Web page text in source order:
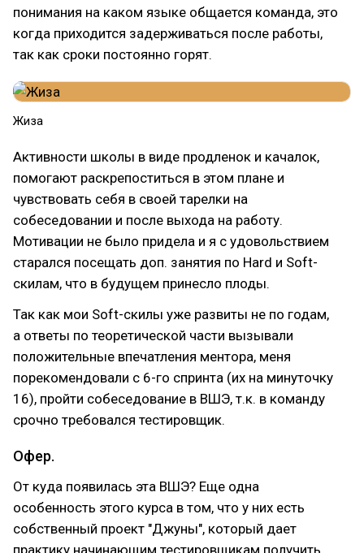
понимания на каком языке общается команда, это
когда приходится задерживаться после работы,
так как сроки постоянно горят.
Жиза
Активности школы в виде продленок и качалок,
помогают раскрепоститься в этом плане и
чувствовать себя в своей тарелки на
собеседовании и после выхода на работу.
Мотивации не было придела и я с удовольствием
старался посещать доп. занятия по Hard и Soft-
скилам, что в будущем принесло плоды.
Так как мои Soft-скилы уже развиты не по годам,
а ответы по теоретической части вызывали
положительные впечатления ментора, меня
порекомендовали с 6-го спринта (их на минуточку
16), пройти собеседование в ВШЭ, т.к. в команду
срочно требовался тестировщик.
Офер.
От куда появилась эта ВШЭ? Еще одна
особенность этого курса в том, что у них есть
собственный проект "Джуны", который дает
практику начинающим тестировщикам получить